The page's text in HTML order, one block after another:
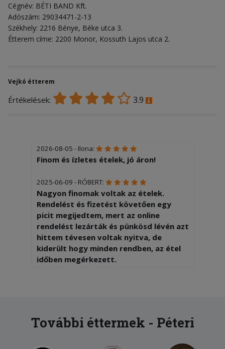
Cégnév: BÉTI BAND Kft.
Adószám: 29034471-2-13
Székhely: 2216 Bénye, Béke utca 3.
Étterem címe: 2200 Monor, Kossuth Lajos utca 2.
Vejkó étterem
Értékelések: 3.9
2026-08-05 - Ilona:
Finom és ízletes ételek, jó áron!
2025-06-09 - RÓBERT:
Nagyon finomak voltak az ételek.
Rendelést és fizetést követően egy
picit megijedtem, mert az online
rendelést lezárták és pünkösd lévén azt
hittem tévesen voltak nyitva, de
kiderült hogy minden rendben, az étel
időben megérkezett.
További éttermek - Péteri